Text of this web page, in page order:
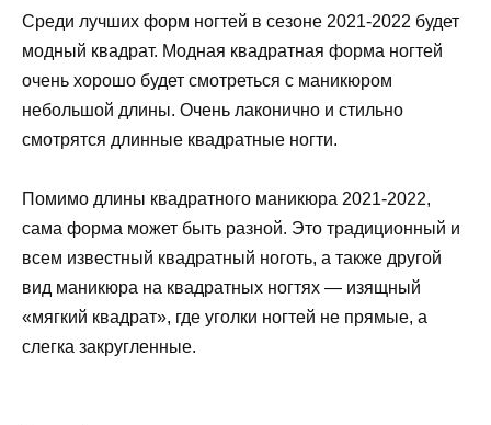
Среди лучших форм ногтей в сезоне 2021-2022 будет
модный квадрат. Модная квадратная форма ногтей
очень хорошо будет смотреться с маникюром
небольшой длины. Очень лаконично и стильно
смотрятся длинные квадратные ногти.
Помимо длины квадратного маникюра 2021-2022,
сама форма может быть разной. Это традиционный и
всем известный квадратный ноготь, а также другой
вид маникюра на квадратных ногтях — изящный
«мягкий квадрат», где уголки ногтей не прямые, а
слегка закругленные.